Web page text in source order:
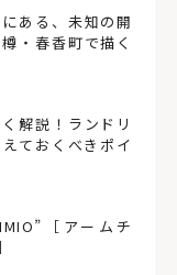
ある、未知の開
・春香町で描く
解説！ランドリ
ておくべきポイ
［アームチ